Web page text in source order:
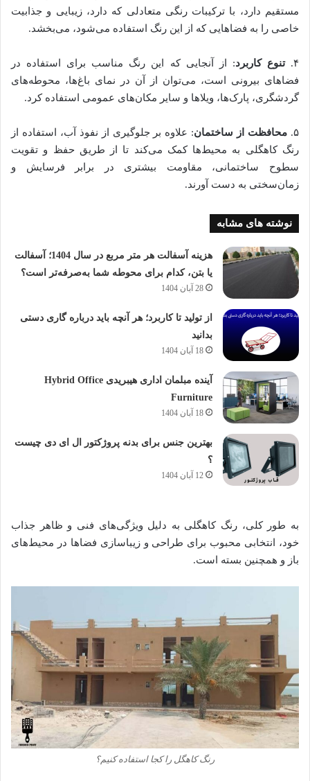
مستقیم دارد، با ترکیبات رنگی متعادلی که دارد، زیبایی و جذابیت
خاصی را به فضاهایی که از این رنگ استفاده می‌شود، می‌بخشد.
۴. تنوع کاربرد: از آنجایی که این رنگ مناسب برای استفاده در
فضاهای بیرونی است، می‌توان از آن در نمای باغ‌ها، محوطه‌های
گردشگری، پارک‌ها، ویلاها و سایر مکان‌های عمومی استفاده کرد.
۵. محافظت از ساختمان: علاوه بر جلوگیری از نفوذ آب، استفاده از
رنگ کاهگلی به محیط‌ها کمک می‌کند تا از طریق حفظ و تقویت
سطوح ساختمانی، مقاومت بیشتری در برابر فرسایش و
زمان‌سختی به دست آورند.
نوشته های مشابه
هزینه آسفالت هر متر مربع در سال 1404؛ آسفالت
یا بتن، کدام برای محوطه شما به‌صرفه‌تر است؟
28 آبان 1404
از تولید تا کاربرد؛ هر آنچه باید درباره گاری دستی
بدانید
18 آبان 1404
آینده مبلمان اداری هیبریدی Hybrid Office
Furniture
18 آبان 1404
بهترین جنس برای بدنه پروژکتور ال ای دی چیست
؟
12 آبان 1404
به طور کلی، رنگ کاهگلی به دلیل ویژگی‌های فنی و ظاهر جذاب
خود، انتخابی محبوب برای طراحی و زیباسازی فضاها در محیط‌های
باز و همچنین بسته است.
رنگ کاهگل را کجا استفاده کنیم؟